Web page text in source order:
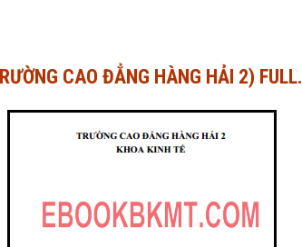
CAO ĐẲNG HÀNG HẢI 2) FULL.